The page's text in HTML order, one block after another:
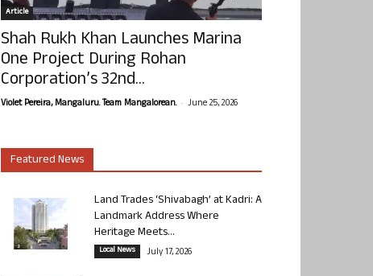
Article
Shah Rukh Khan Launches Marina
One Project During Rohan
Corporation’s 32nd...
Violet Pereira, Mangaluru. Team Mangalorean. - June 25, 2026
Featured News
Land Trades ‘Shivabagh’ at Kadri: A
Landmark Address Where
Heritage Meets...
Local News July 17, 2026